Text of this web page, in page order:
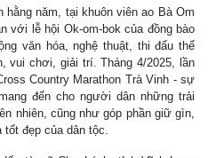
năm, tại khuôn viên ao Bà Om
với lễ hội Ok-om-bok của đồng bào
văn hóa, nghệ thuật, thi đấu thể
vui chơi, giải trí. Tháng 4/2025, lần
Country Marathon Trà Vinh - sự
đến cho người dân những trải
nhiên, cũng như góp phần giữ gìn,
đẹp của dân tộc.